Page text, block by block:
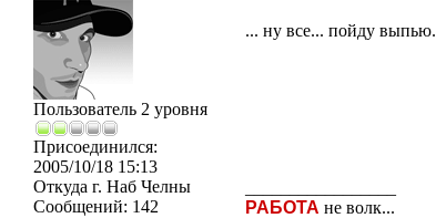
Пользователь 2 уровня
Присоединился:
2005/10/18 15:13
Откуда г. Наб Челны
Сообщений: 142
... ну все... пойду
РАБОТА не волк...